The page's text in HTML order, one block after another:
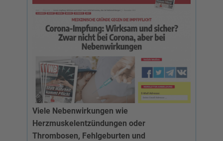
Viele Nebenwirkungen wie
Herzmuskelentzündungen oder
Thrombosen, Fehlgeburten und